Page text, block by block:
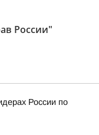
России"
России по